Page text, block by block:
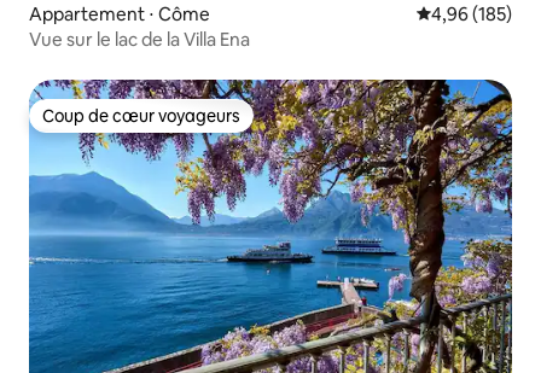
Appartement ⋅ Côme Évaluation
4,96 (185)
Vue sur le lac de la Villa Ena
Coup de cœur voyageurs
Coup de cœur voyageurs